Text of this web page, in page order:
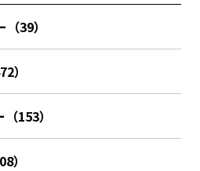
39）
）
153）
）